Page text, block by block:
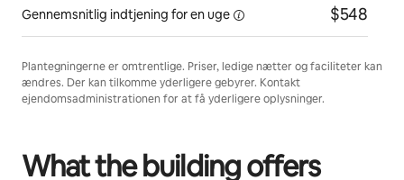
Gennemsnitlig indtjening foren uge $548
Plantegningerne er omtrentlige. Priser, ledige nætter og faciliteter kan
ændres. Der kan tilkomme yderligere gebyrer. Kontakt
ejendomsadministrationen for at få yderligere oplysninger.
What the building offers